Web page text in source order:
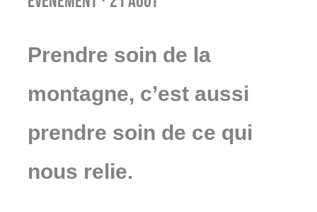
Prendre soin de la
montagne, c’est aussi
prendre soin de ce qui
nous relie.